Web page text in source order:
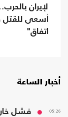
لإيران
أسعى للقتل
اتفاق"
أخبار الساعة
05:26 فشل